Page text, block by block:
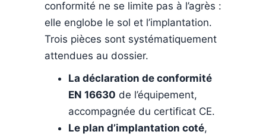
conformité ne se limite pas à l’agrès :
elle englobe le sol et l’implantation.
Trois pièces sont systématiquement
attendues au dossier.
La déclaration de conformité
EN 16630 de l’équipement,
accompagnée du certificat CE.
Le plan d’implantation coté,